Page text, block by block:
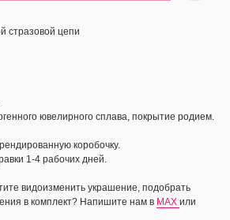
стразовой цепи
ювелирного сплава, покрытие родием.
коробочку.
1-4 рабочих дней.
видоизменить украшение, подобрать
в комплект? Напишите нам в MAX или